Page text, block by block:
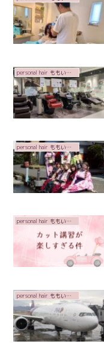
personal hair ももいろかぶとむし
personal hair ももいろかぶとむし
personal hair ももいろかぶとむし
personal hair ももいろかぶとむし